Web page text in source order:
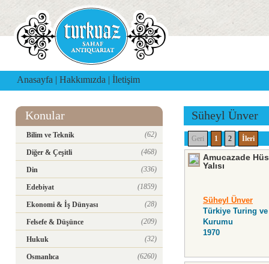
Anasayfa | Hakkımızda | İletişim
Konular
Bilim ve Teknik (62)
Diğer & Çeşitli (468)
Din (336)
Edebiyat (1859)
Ekonomi & İş Dünyası (28)
Felsefe & Düşünce (209)
Hukuk (32)
Osmanlıca (6260)
Süheyl Ünver
Geri 1 2 İleri
Amucazade
Yalısı
Süheyl Ünver
Türkiye Turing
Kurumu
1970